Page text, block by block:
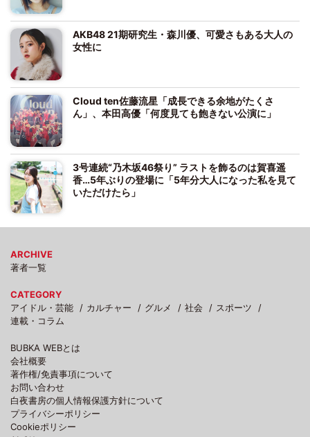
AKB48 21期研究生・森川優、可愛さもある大人の
女性に
Cloud ten佐藤流星「成長できる余地がたくさ
ん」、本田高優「何度見ても飽きない公演に」
3号連続“乃木坂46祭り” ラストを飾るのは賀喜遥
香…5年ぶりの登場に「5年分大人になった私を見て
いただけたら」
ARCHIVE
著者一覧
CATEGORY
アイドル・芸能
カルチャー グルメ 社会
スポーツ
連載・コラム
BUBKA WEBとは
会社概要
著作権/免責事項について
お問い合わせ
白夜書房の個人情報保護方針について
プライバシーポリシー
Cookieポリシー